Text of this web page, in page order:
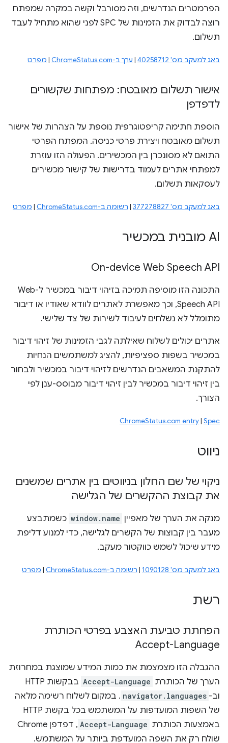
הפרמטרים הנדרשים, וזה מסורבל וקשה במקרה שמפתח
רוצה לבדוק את הזמינות של SPC לפני שהוא מתחיל לעבד
תשלום.
באג למעקב מס' 40258712 | ערך ב-ChromeStatus.com | מפרט
אישור תשלום מאובטח: מפתחות שקשורים
לדפדפן
הוספת חתימה קריפטוגרפית נוספת על הצהרות של אישור
תשלום מאובטח ויצירת פרטי כניסה. המפתח הפרטי
התואם לא מסונכרן בין המכשירים. הפעולה הזו עוזרת
למפתחי אתרים לעמוד בדרישות של קישור מכשירים
לעסקאות תשלום.
באג למעקב מס' 377278827 | רשומה ב-ChromeStatus.com | מפרט
‫AI מובנית במכשיר
On-device Web Speech API
התכונה הזו מוסיפה תמיכה בזיהוי דיבור במכשיר ל-Web
Speech API, וכך מאפשרת לאתרים לוודא שאודיו או דיבור
מתומלל לא נשלחים לעיבוד לשירות של צד שלישי.
אתרים יכולים לשלוח שאילתה לגבי הזמינות של זיהוי דיבור
במכשיר בשפות ספציפיות, להציג למשתמשים הנחיות
להתקנת המשאבים הנדרשים לזיהוי דיבור במכשיר ולבחור
בין זיהוי דיבור במכשיר לבין זיהוי דיבור מבוסס-ענן לפי
הצורך.
ChromeStatus.com entry| Spec
ניווט
ניקוי של שם החלון בניווטים בין אתרים שמשנים
את קבוצת ההקשרים של הגלישה
מנקה את הערך של מאפיין window.name כשמתבצע
מעבר בין קבוצות של הקשרים לגלישה, כדי למנוע דליפת
מידע שיכול לשמש כווקטור מעקב.
באג למעקב מס' 1090128 | רשומה ב-ChromeStatus.com | מפרט
רשת
הפחתת טביעת האצבע בפרטי הכותרת
Accept-Language
ההגבלה הזו מצמצמת את כמות המידע שמוצגת במחרוזת
הערך של הכותרת Accept-Language
בבקשות HTTP
וב- navigator.languages . במקום לשלוח רשימה מלאה
של השפות המועדפות על המשתמש בכל בקשת HTTP
באמצעות הכותרת Accept-Language
, דפדפן Chrome
שולח רק את השפה המועדפת ביותר על המשתמש.